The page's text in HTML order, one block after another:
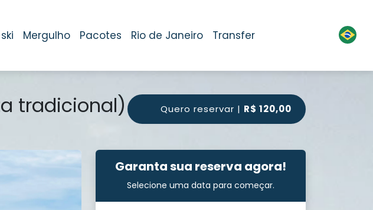
Mergulho Pacotes Rio de Janeiro Transfer
Quero reservar | R$ 120,00
tradicional)
Garanta sua reserva agora!
Selecione uma data para começar.